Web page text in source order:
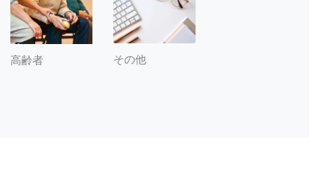
高齢者 その他